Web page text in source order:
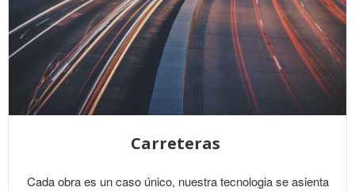
Carreteras
Cada obra es un caso único, nuestra tecnologia se asienta